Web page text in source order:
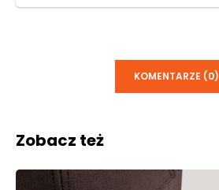
KOMENTARZE (0)
Zobacz też